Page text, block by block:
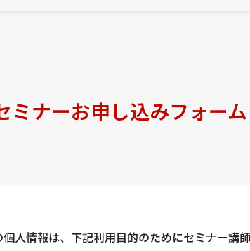
ミナーお申し込みフォーム
人情報は、下記利用目的のためにセミナー講